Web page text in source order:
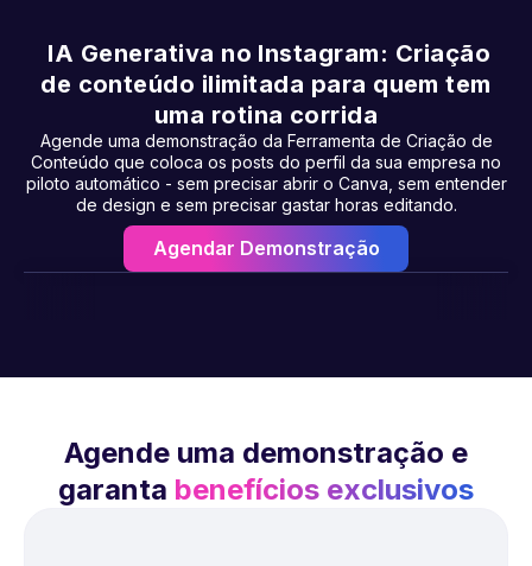
IA Generativa no Instagram: Criação
de conteúdo ilimitada para quem tem
uma rotina corrida
Agende uma demonstração da Ferramenta de Criação de
Conteúdo que coloca os posts do perfil da sua empresa no
piloto automático - sem precisar abrir o Canva, sem entender
de design e sem precisar gastar horas editando.
Agendar Demonstração
Agende uma demonstração e
garanta benefícios exclusivos